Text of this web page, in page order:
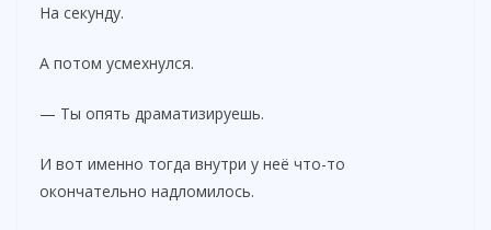
На секунду.
А потом усмехнулся.
— Ты опять драматизируешь.
И вот именно тогда внутри у неё что-то
окончательно надломилось.